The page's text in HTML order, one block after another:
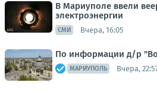
В Мариуполе ввели
электроэнергии
СМИ Вчера, 16:05
По информации д/р
МАРИУПОЛЬ Вчера,